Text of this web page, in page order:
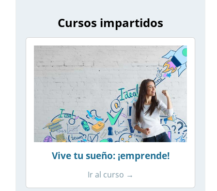
Cursos impartidos
Vive tu sueño: ¡emprende!
Ir al curso →